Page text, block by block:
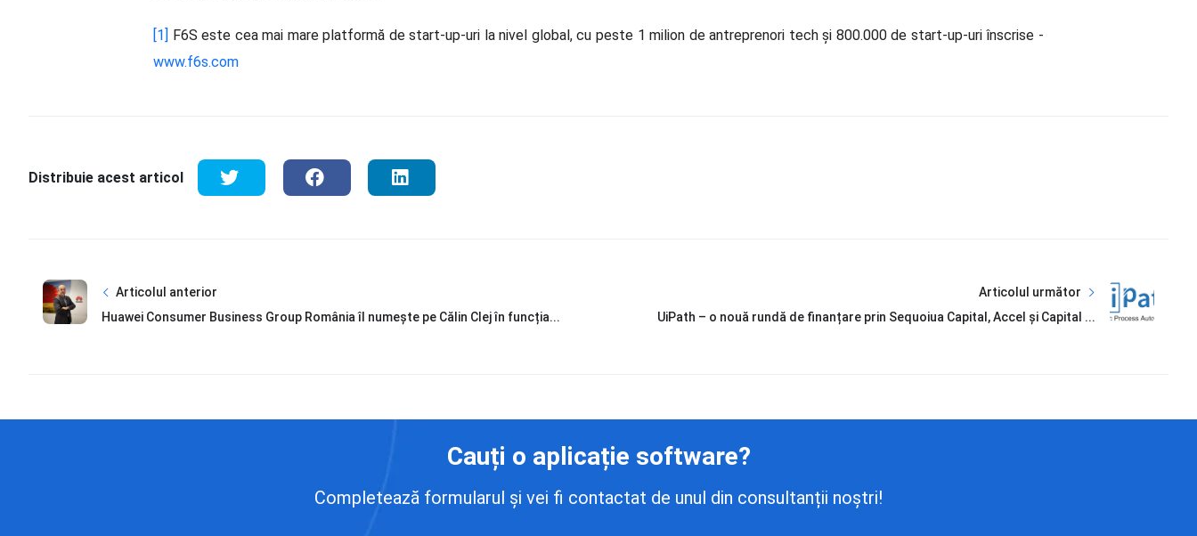
[1] F6S este cea mai mare platformă de start-up-uri la nivel global, cu peste 1 milion de antreprenori tech și 800.000 de start-up-uri înscrise -
www.f6s.com
Distribuie acest articol
Articolul anterior
Huawei Consumer Business Group România îl numește pe Călin Clej în funcția...
Articolul următor
UiPath – o nouă rundă de finanțare prin Sequoiua Capital, Accel și Capital ...
Cauți o aplicație software?
Completează formularul și vei fi contactat de unul din consultanții noștri!